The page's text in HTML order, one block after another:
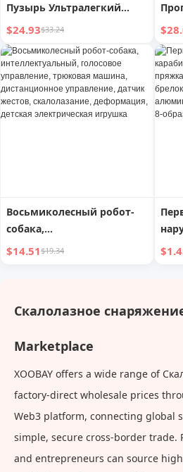
Пузырь Ультралегкий
Одноместный Надувной
Матрас
$24.93$33.24
Восьмиколесный робот-
собака,
интеллектуальный,
управление, датчик
деформация, детская
$14.51$19.34
Скалолазное
Marketplace
XOOBAY offers a wide range of
factory-direct wholesale prices
Web3 platform, connecting global
simple, secure cross-border trade.
and entrepreneurs can source